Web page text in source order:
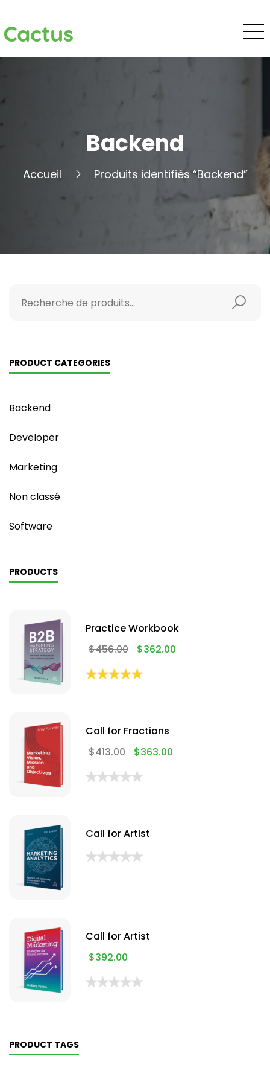
Cactus
Backend
Accueil Produits identifiés “Backend”
PRODUCT CATEGORIES
Backend
Developer
Marketing
Non classé
Software
PRODUCTS
Practice Workbook
$456.00 $362.00
Call for Fractions
$413.00 $363.00
Call for Artist
Call for Artist
$392.00
PRODUCT TAGS